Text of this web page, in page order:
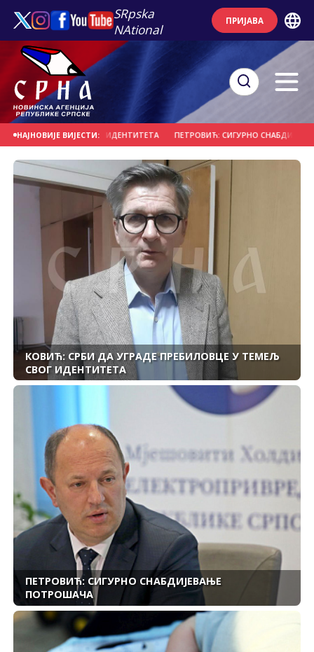
SRpska
NAtional
ПРИЈАВА
НАЈНОВИЈЕ ВИЈЕСТИ:
ИДЕНТИТЕТА ПЕТРОВИЋ: СИГУРНО СНАБДИЈЕВАЊЕ ПОТРОШАЧА
КОВИЋ: СРБИ ДА УГРАДЕ ПРЕБИЛОВЦЕ У ТЕМЕЉ
СВОГ ИДЕНТИТЕТА
ПЕТРОВИЋ: СИГУРНО СНАБДИЈЕВАЊЕ
ПОТРОШАЧА